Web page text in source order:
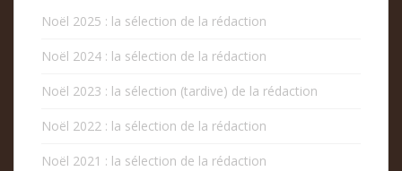
Noël 2025 : la sélection de la rédaction
Noël 2024 : la sélection de la rédaction
Noël 2023 : la sélection (tardive) de la rédaction
Noël 2022 : la sélection de la rédaction
Noël 2021 : la sélection de la rédaction